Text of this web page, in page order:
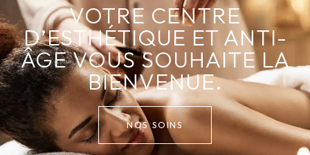
VOTRE CENTRE
D’ESTHÉTIQUE ET ANTI-
ÂGE VOUS SOUHAITE LA
BIENVENUE.
NOS SOINS